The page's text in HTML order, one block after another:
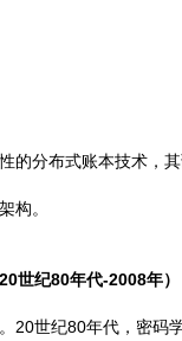
的分布式账本技术，
构。
世纪80年代-2008年）
20世纪80年代，密码